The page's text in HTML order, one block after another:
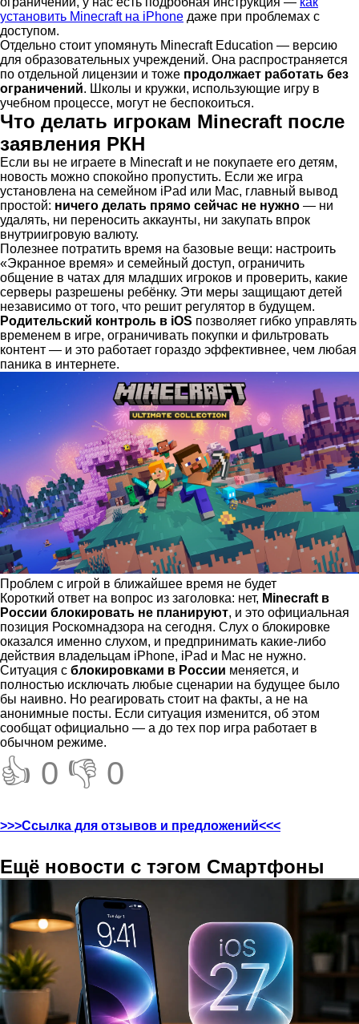
установить Minecraft на iPhone даже при проблемах с
доступом.
Отдельно стоит упомянуть Minecraft Education — версию
для образовательных учреждений. Она распространяется
по отдельной лицензии и тоже продолжает работать без
ограничений. Школы и кружки, использующие игру в
учебном процессе, могут не беспокоиться.
Что делать игрокам Minecraft после
заявления РКН
Если вы не играете в Minecraft и не покупаете его детям,
новость можно спокойно пропустить. Если же игра
установлена на семейном iPad или Mac, главный вывод
простой: ничего делать прямо сейчас не нужно — ни
удалять, ни переносить аккаунты, ни закупать впрок
внутриигровую валюту.
Полезнее потратить время на базовые вещи: настроить
«Экранное время» и семейный доступ, ограничить
общение в чатах для младших игроков и проверить, какие
серверы разрешены ребёнку. Эти меры защищают детей
независимо от того, что решит регулятор в будущем.
Родительский контроль в iOS позволяет гибко управлять
временем в игре, ограничивать покупки и фильтровать
контент — и это работает гораздо эффективнее, чем любая
паника в интернете.
Проблем с игрой в ближайшее время не будет
Короткий ответ на вопрос из заголовка: нет, Minecraft в
России блокировать не планируют, и это официальная
позиция Роскомнадзора на сегодня. Слух о блокировке
оказался именно слухом, и предпринимать какие-либо
действия владельцам iPhone, iPad и Mac не нужно.
Ситуация с блокировками в России меняется, и
полностью исключать любые сценарии на будущее было
бы наивно. Но реагировать стоит на факты, а не на
анонимные посты. Если ситуация изменится, об этом
сообщат официально — а до тех пор игра работает в
обычном режиме.
👍 0 👎 0
>>>Ссылка для отзывов и предложений<<<
Ещё новости с тэгом Смартфоны